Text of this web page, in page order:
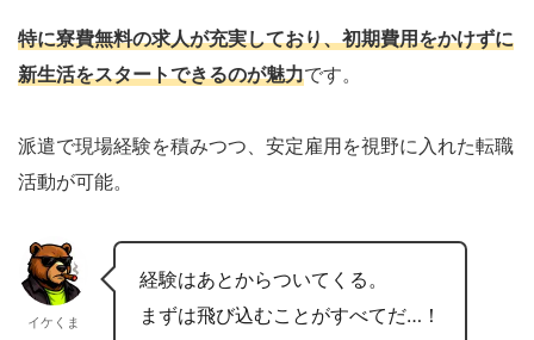
特に寮費無料の求人が充実しており、初期費用をかけずに
新生活をスタートできるのが魅力です。
派遣で現場経験を積みつつ、安定雇用を視野に入れた転職
活動が可能。
イケくま
経験はあとからついてくる。
まずは飛び込むことがすべてだ…！